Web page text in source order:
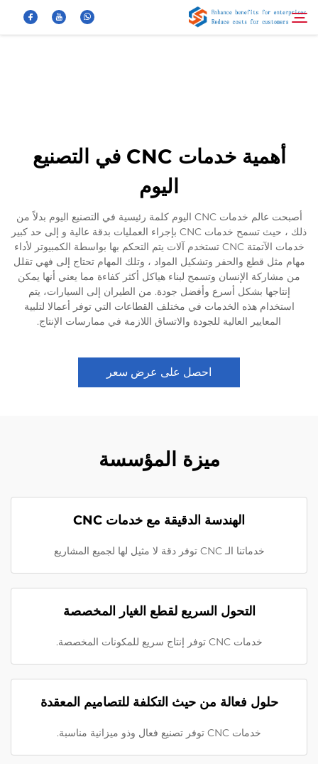
الأسئلة الشائعة
فيديو
اتصل بنا
أهمية خدمات CNC في التصنيع
اليوم
أصبحت عالم خدمات CNC اليوم كلمة رئيسية في التصنيع اليوم بدلاً من
ذلك ، حيث تسمح خدمات CNC بإجراء العمليات بدقة عالية و إلى حد كبير
خدمات الآتمتة CNC تستخدم آلات يتم التحكم بها بواسطة الكمبيوتر لأداء
مهام مثل قطع والحفر وتشكيل المواد ، وتلك المهام تحتاج إلى فهي تقلل
من مشاركة الإنسان وتسمح لبناء هياكل أكثر كفاءة مما يعني أنها يمكن
إنتاجها بشكل أسرع وأفضل جودة. من الطيران إلى السيارات، يتم
استخدام هذه الخدمات في مختلف القطاعات التي توفر أعمالا لتلبية
المعايير العالية للجودة والاتساق اللازمة في ممارسات الإنتاج.
احصل على عرض سعر
ميزة المؤسسة
الهندسة الدقيقة مع خدمات CNC
خدماتنا الـ CNC توفر دقة لا مثيل لها لجميع المشاريع
التحول السريع لقطع الغيار المخصصة
خدمات CNC توفر إنتاج سريع للمكونات المخصصة.
حلول فعالة من حيث التكلفة للتصاميم المعقدة
خدمات CNC توفر تصنيع فعال وذو ميزانية مناسبة.